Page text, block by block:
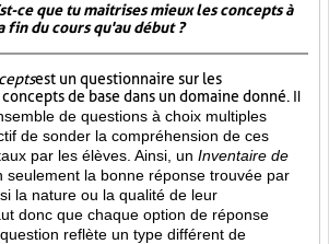
ce que tu maitrises mieux les concepts à
fin du cours qu'au début ?
est un questionnaire sur les
de base dans un domaine donné. Il
de questions à choix multiples
de sonder la compréhension de ces
par les élèves. Ainsi, un Inventaire de
seulement la bonne réponse trouvée par
la nature ou la qualité de leur
donc que chaque option de réponse
reflète un type différent de